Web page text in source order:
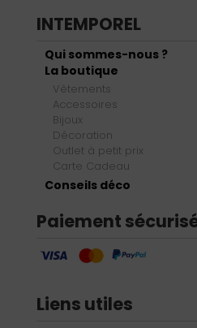
INTEMPOREL
Qui sommes-nous ?
La boutique
Vêtements
Accessoires
Bijoux
Décoration
Outlet à petit prix
Carte Cadeau
Conseils déco
Paiement
Liens utiles